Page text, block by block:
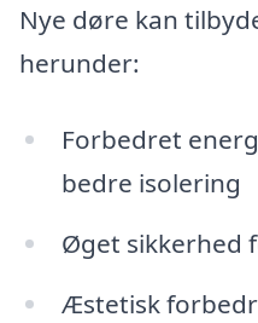
Nye døre kan
herunder:
Forbedret
bedre isolering
Øget sikkerhed
Æstetisk